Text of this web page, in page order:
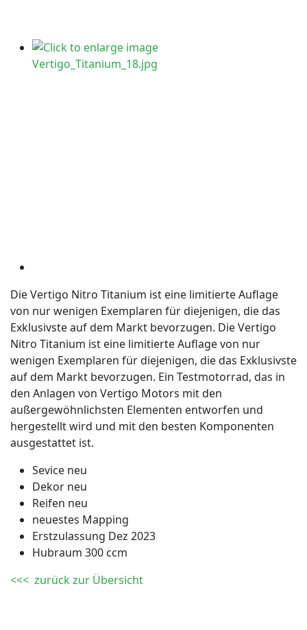
Die Vertigo Nitro Titanium ist eine limitierte Auflage
von nur wenigen Exemplaren für diejenigen, die das
Exklusivste auf dem Markt bevorzugen. Die Vertigo
Nitro Titanium ist eine limitierte Auflage von nur
wenigen Exemplaren für diejenigen, die das Exklusivste
auf dem Markt bevorzugen. Ein Testmotorrad, das in
den Anlagen von Vertigo Motors mit den
außergewöhnlichsten Elementen entworfen und
hergestellt wird und mit den besten Komponenten
ausgestattet ist.
Sevice neu
Dekor neu
Reifen neu
neuestes Mapping
Erstzulassung Dez 2023
Hubraum 300 ccm
<<< zurück zur Übersicht